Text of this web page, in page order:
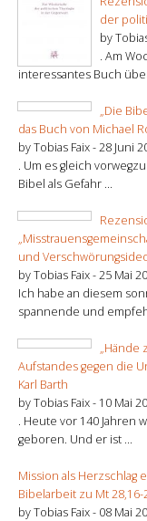
der
by
. Am
interessantes Buch
„Die
das Buch von Michael
by Tobias Faix -28 Juni
. Um es gleich
Bibel als Gefahr ...
und
by Tobias Faix -25 Mai
Ich habe an diesem
spannende und
„Hände
Aufstandes gegen die
Karl Barth
by Tobias Faix - 10 Mai
. Heute vor 140 Jahren
geboren. Und er ist ...
Mission als Herzschlag
Bibelarbeit zu Mt 28,16-
by Tobias Faix - 08 Mai